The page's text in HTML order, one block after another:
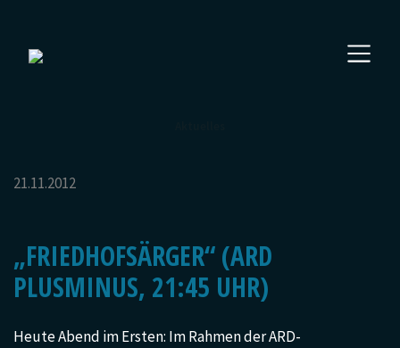
21.11.2012
„FRIEDHOFSÄRGER“ (ARD
PLUSMINUS, 21:45 UHR)
Heute Abend im Ersten: Im Rahmen der ARD-